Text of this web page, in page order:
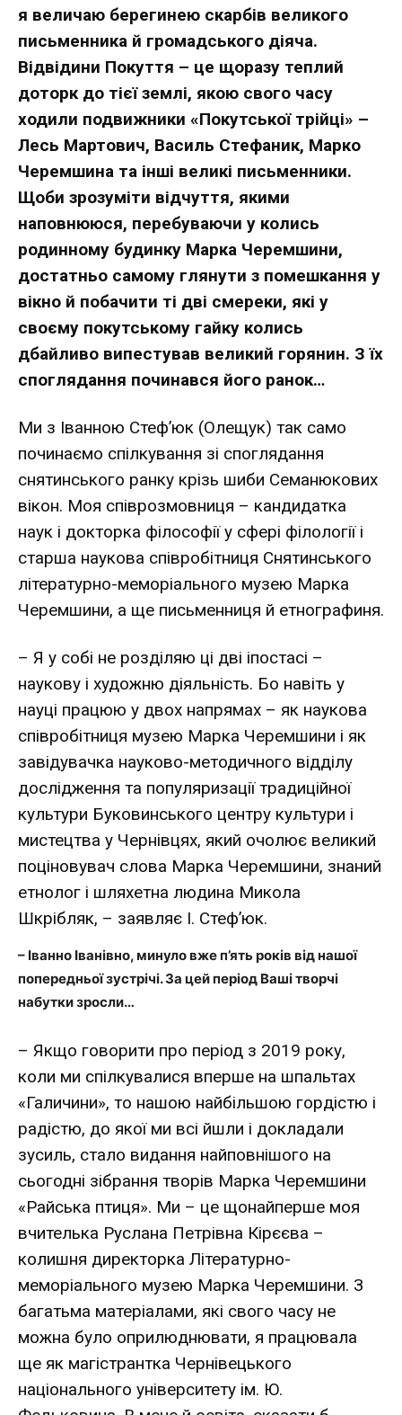
я величаю берегинею скарбів великого
письменника й громадського діяча.
Відвідини Покуття – це щоразу теплий
доторк до тієї землі, якою свого часу
ходили подвижники «Покутської трійці» –
Лесь Мартович, Василь Стефаник, Марко
Черемшина та інші великі письменники.
Щоби зрозуміти відчуття, якими
наповнююся, перебуваючи у колись
родинному будинку Марка Черемшини,
достатньо самому глянути з помешкання у
вікно й побачити ті дві смереки, які у
своєму покутському гайку колись
дбайливо випестував великий горянин. З їх
споглядання починався його ранок…
Ми з Іванною Стеф’юк (Олещук) так само
починаємо спілкування зі споглядання
снятинського ранку крізь шиби Семанюкових
вікон. Моя співрозмовниця – кандидатка
наук і докторка філософії у сфері філології і
старша наукова співробітниця Снятинського
літературно-меморіального музею Марка
Черемшини, а ще письменниця й етнографиня.
– Я у собі не розділяю ці дві іпостасі –
наукову і художню діяльність. Бо навіть у
науці працюю у двох напрямах – як наукова
співробітниця музею Марка Черемшини і як
завідувачка науково-методичного відділу
дослідження та популяризації традиційної
культури Буковинського центру культури і
мистецтва у Чернівцях, який очолює великий
поціновувач слова Марка Черемшини, знаний
етнолог і шляхетна людина Микола
Шкрібляк, – заявляє І. Стеф’юк.
– Іванно Іванівно, минуло вже п’ять років від нашої
попередньої зустрічі. За цей період Ваші творчі
набутки зросли…
– Якщо говорити про період з 2019 року,
коли ми спілкувалися вперше на шпальтах
«Галичини», то нашою найбільшою гордістю і
радістю, до якої ми всі йшли і докладали
зусиль, стало видання найповнішого на
сьогодні зібрання творів Марка Черемшини
«Райська птиця». Ми – це щонайперше моя
вчителька Руслана Петрівна Кірєєва –
колишня директорка Літературно-
меморіального музею Марка Черемшини. З
багатьма матеріалами, які свого часу не
можна було оприлюднювати, я працювала
ще як магістрантка Чернівецького
національного університету ім. Ю.